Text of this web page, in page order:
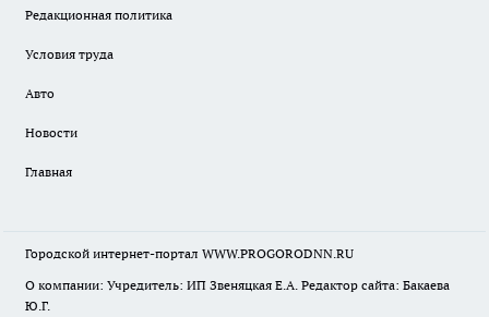
Редакционная политика
Условия труда
Авто
Новости
Главная
Городской интернет-портал WWW.PROGORODNN.RU
О компании: Учредитель: ИП Звеняцкая Е.А. Редактор сайта: Бакаева
Ю.Г.